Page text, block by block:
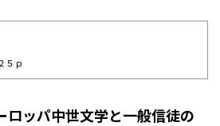
５ｐ
ッパ中世文学と一般信徒の